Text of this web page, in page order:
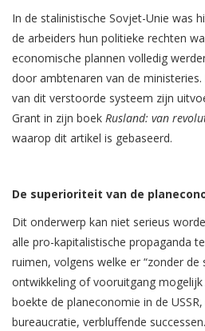
In de stalinistische Sovjet-Unie was
de arbeiders hun politieke rechten
economische plannen volledig
door ambtenaren van de
van dit verstoorde systeem zijn
Grant in zijn boek Rusland: van
waarop dit artikel is gebaseerd.
De superioriteit van de
Dit onderwerp kan niet serieus
alle pro-kapitalistische propaganda
ruimen, volgens welke er “zonder de
ontwikkeling of vooruitgang
boekte de planeconomie in de
bureaucratie, verbluffende